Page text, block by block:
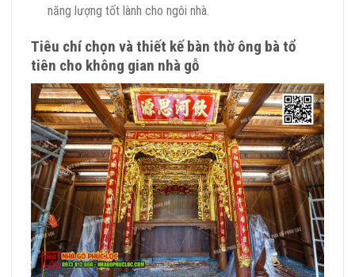
năng lượng tốt lành cho ngôi nhà.
Tiêu chí chọn và thiết kế bàn thờ ông bà tổ
tiên cho không gian nhà gỗ